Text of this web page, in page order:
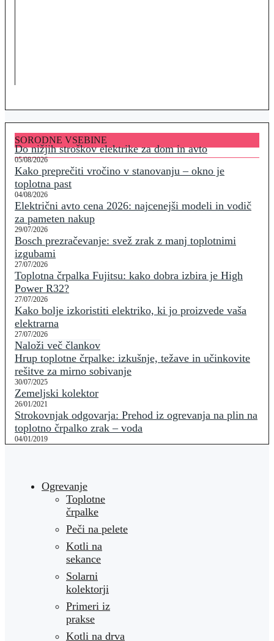
SORODNE VSEBINE
Do nižjih stroškov elektrike za dom in avto
05/08/2026
Kako preprečiti vročino v stanovanju – okno je
toplotna past
04/08/2026
Električni avto cena 2026: najcenejši modeli in vodič
za pameten nakup
29/07/2026
Bosch prezračevanje: svež zrak z manj toplotnimi
izgubami
27/07/2026
Toplotna črpalka Fujitsu: kako dobra izbira je High
Power R32?
27/07/2026
Kako bolje izkoristiti elektriko, ki jo proizvede vaša
elektrarna
27/07/2026
Naloži več člankov
Hrup toplotne črpalke: izkušnje, težave in učinkovite
rešitve za mirno sobivanje
30/07/2025
Zemeljski kolektor
26/01/2021
Strokovnjak odgovarja: Prehod iz ogrevanja na plin na
toplotno črpalko zrak – voda
04/01/2019
Ogrevanje
Toplotne
črpalke
Peči na pelete
Kotli na
sekance
Solarni
kolektorji
Primeri iz
prakse
Kotli na drva